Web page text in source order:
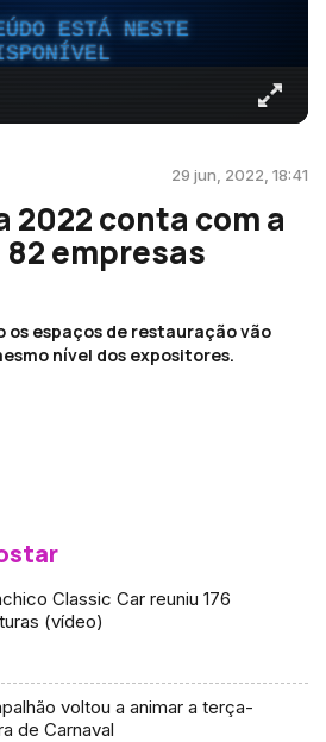
ESTÁ NESTE
29 jun, 2022, 18:41
2022 conta com a
empresas
os espaços de restauração vão
nível dos expositores.
Classic Car reuniu 176
(vídeo)
voltou a animar a terça-
de Carnaval